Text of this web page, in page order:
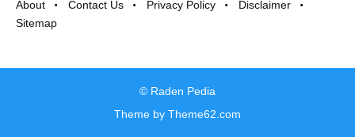
About Contact Us Privacy Policy
Disclaimer
Sitemap
© Raden Pedia
Theme by Theme62.com